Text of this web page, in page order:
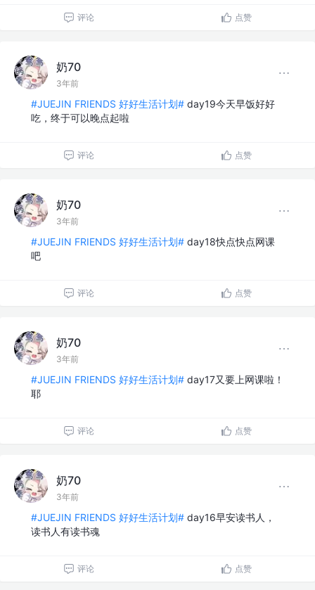
评论 点赞
奶70
3年前
#JUEJIN FRIENDS 好好生活计划# day19今天早饭好好
吃，终于可以晚点起啦
评论 点赞
奶70
3年前
#JUEJIN FRIENDS 好好生活计划# day18快点快点网课
吧
评论 点赞
奶70
3年前
#JUEJIN FRIENDS 好好生活计划# day17又要上网课啦！
耶
评论 点赞
奶70
3年前
#JUEJIN FRIENDS 好好生活计划# day16早安读书人，
读书人有读书魂
评论 点赞